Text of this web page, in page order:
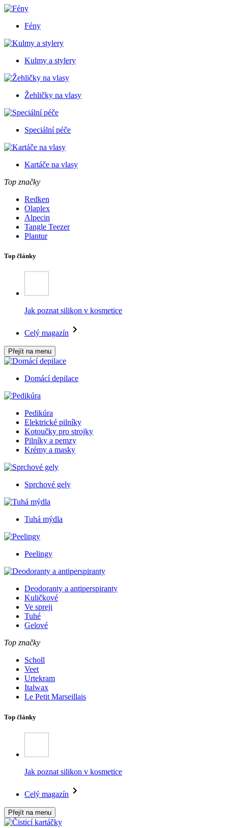
Fény
Kulmy a stylery
Žehličky na vlasy
Speciální péče
Kartáče na vlasy
Top značky
Redken
Olaplex
Alpecin
Tangle Teezer
Plantur
Top články
Jak poznat silikon v kosmetice
Celý magazín
Přejít na menu
Domácí depilace
Pedikúra
Elektrické pilníky
Kotoučky pro strojky
Pilníky a pemzy
Krémy a masky
Sprchové gely
Tuhá mýdla
Peelingy
Deodoranty a antiperspiranty
Kuličkové
Ve spreji
Tuhé
Gelové
Top značky
Scholl
Veet
Urtekram
Italwax
Le Petit Marseillais
Top články
Jak poznat silikon v kosmetice
Celý magazín
Přejít na menu